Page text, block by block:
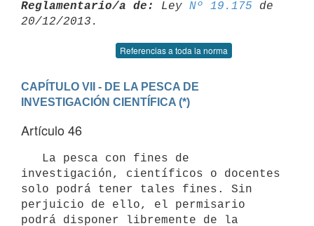
Reglamentario/a de: Ley Nº 19.175 de
Referencias a toda la norma
CAPÍTULO VII - DE LA PESCA DE
INVESTIGACIÓN CIENTÍFICA (*)
Artículo 46
investigación, científicos o docentes
solo podrá tener tales fines. Sin
perjuicio de ello, el permisario
podrá disponer libremente de la